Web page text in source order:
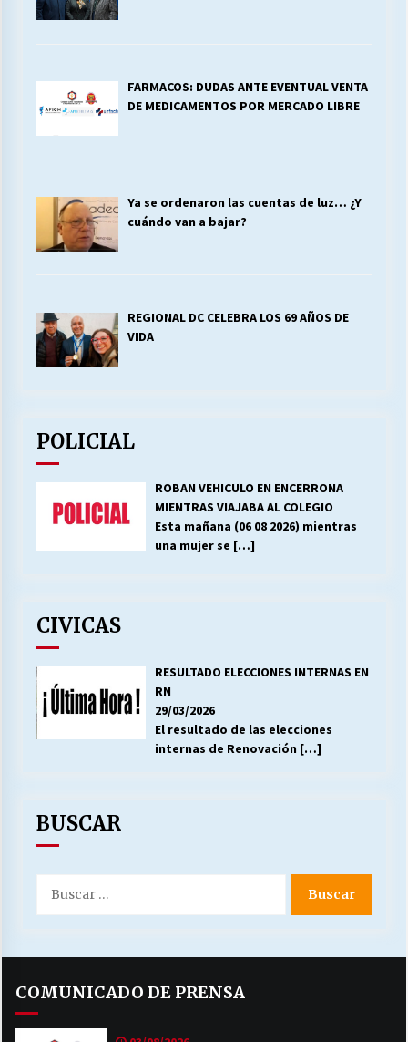
FARMACOS: DUDAS ANTE EVENTUAL VENTA
DE MEDICAMENTOS POR MERCADO LIBRE
Ya se ordenaron las cuentas de luz… ¿Y
cuándo van a bajar?
REGIONAL DC CELEBRA LOS 69 AÑOS DE
VIDA
POLICIAL
ROBAN VEHICULO EN ENCERRONA
MIENTRAS VIAJABA AL COLEGIO
Esta mañana (06 08 2026) mientras
una mujer se […]
CIVICAS
RESULTADO ELECCIONES INTERNAS EN
RN
29/03/2026
El resultado de las elecciones
internas de Renovación […]
BUSCAR
por:
COMUNICADO DE PRENSA